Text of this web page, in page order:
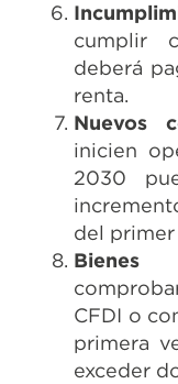
cumplir
deberá
renta.
Nuevos
inicien
2030
del
Bienes
CFDI o
primera
exceder